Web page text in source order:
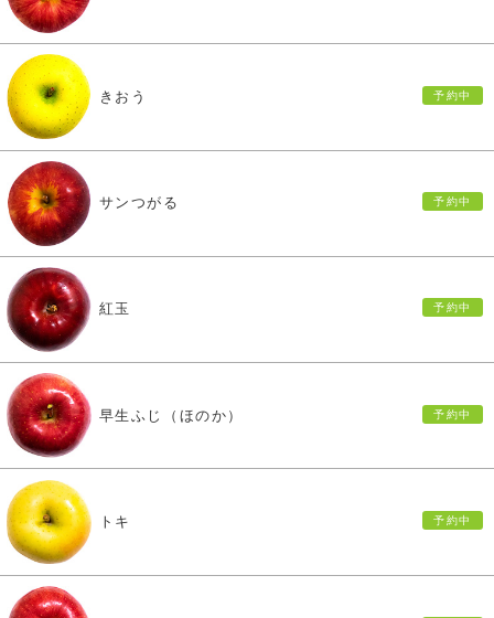
きおう
サンつがる
紅玉
早生ふじ（ほのか）
トキ